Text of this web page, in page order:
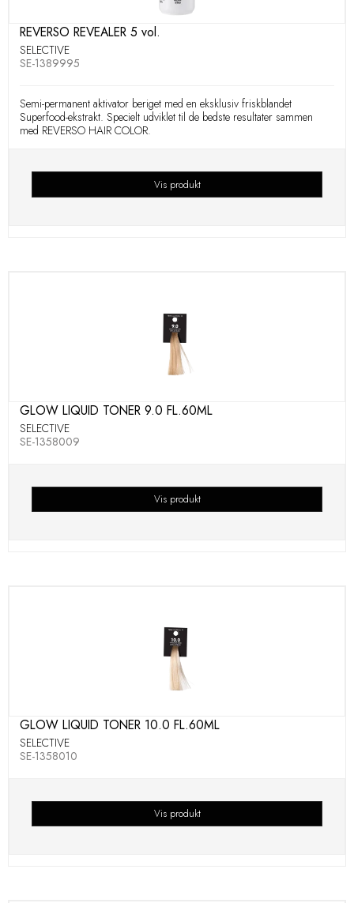
REVERSO REVEALER 5 vol.
SELECTIVE
SE-1389995
Semi-permanent aktivator beriget med en eksklusiv friskblandet
Superfood-ekstrakt. Specielt udviklet til de bedste resultater sammen
med REVERSO HAIR COLOR.
Vis produkt
GLOW LIQUID TONER 9.0 FL.60ML
SELECTIVE
SE-1358009
Vis produkt
GLOW LIQUID TONER 10.0 FL.60ML
SELECTIVE
SE-1358010
Vis produkt